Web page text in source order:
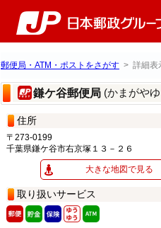
郵便局・ATM・ポストをさがす > 詳細表
鎌ケ谷郵便局 (かまがや
住所
〒273-0199
千葉県鎌ケ谷市右京塚１３－２６
大きな地図で見る
取り扱いサービス